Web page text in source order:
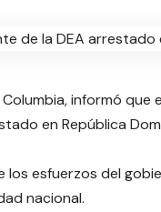
informó que
en República
los esfuerzos del
nacional.